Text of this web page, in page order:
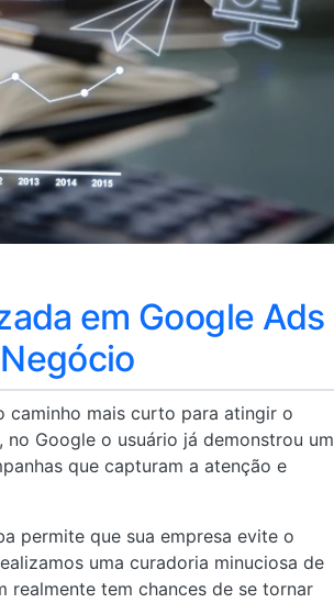
em Google Ads
caminho mais curto para atingir o
Google o usuário já demonstrou um
que capturam a atenção e
permite que sua empresa evite o
uma curadoria minuciosa de
realmente tem chances de se tornar